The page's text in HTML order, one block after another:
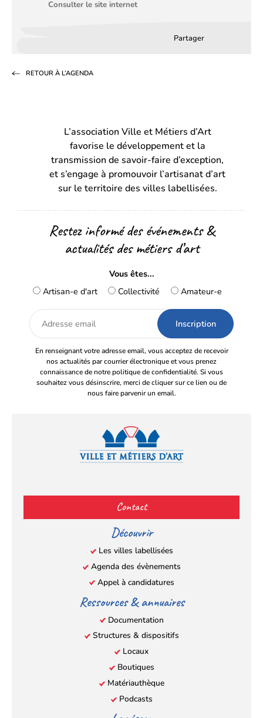
Consulter le site internet
Partager
un
onglet)onglet)
RETOUR À L’AGENDA
L’association Ville et Métiers d’Art
favorise le développement et la
transmission de savoir-faire d’exception,
et s’engage à promouvoir l’artisanat d’art
sur le territoire des villes labellisées.
Restez informé des événements &
actualités des métiers d’art
Vous êtes...
Artisan-e d'art
Collectivité Amateur-e
Adresse
email
En renseignant votre adresse email, vous acceptez de recevoir
nos actualités par courrier électronique et vous prenez
connaissance de notre politique de confidentialité. Si vous
souhaitez vous désinscrire, merci de cliquer sur ce lien ou de
nous faire parvenir un email.
(s’ouvre
dans
nouvel
onglet)
(s’ouvre
dans
nouvel
onglet)
(s’ouvre
dans
nouvel
onglet)
(s’ouvre
nouvel
onglet)
Contact
Découvrir
Les villes labellisées
Agenda des évènements
Appel à candidatures
Ressources & annuaires
Documentation
Structures & dispositifs
Locaux
Boutiques
Matériauthèque
Podcasts